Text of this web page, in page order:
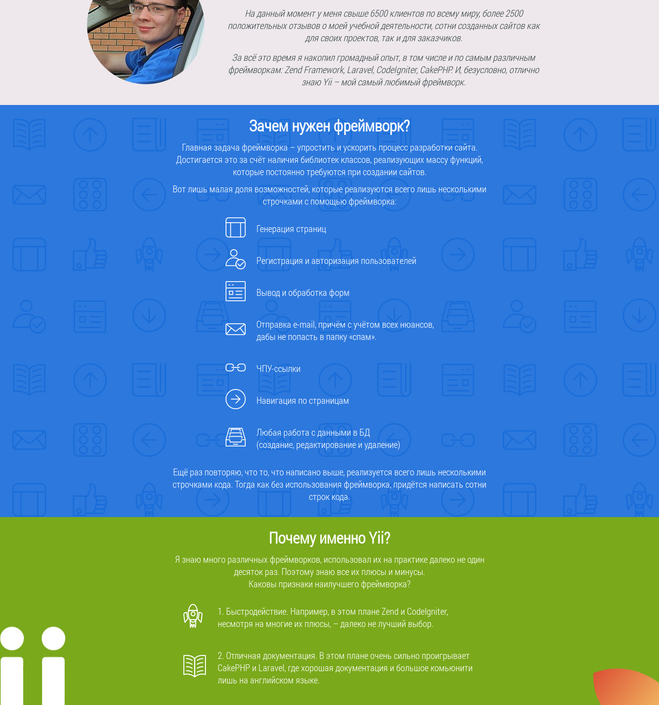
На данный момент у меня свыше 6500 клиентов по всему миру, более 2500
положительных отзывов о моей учебной деятельности, сотни созданных сайтов как
для своих проектов, так и для заказчиков.
За всё это время я накопил громадный опыт, в том числе и по самым различным
фреймворкам: Zend Framework, Laravel, CodeIgniter, CakePHP. И, безусловно, отлично
знаю Yii – мой самый любимый фреймворк.
Зачем нужен фреймворк?
Главная задача фреймворка – упростить и ускорить процесс разработки сайта.
Достигается это за счёт наличия библиотек классов, реализующих массу функций,
которые постоянно требуются при создании сайтов.
Вот лишь малая доля возможностей, которые реализуются всего лишь несколькими
строчками с помощью фреймворка:
Генерация страниц
Регистрация и авторизация пользователей
Вывод и обработка форм
Отправка e-mail, причём с учётом всех нюансов,
дабы не попасть в папку «спам».
ЧПУ-ссылки
Навигация по страницам
Любая работа с данными в БД
(создание, редактирование и удаление)
Ещё раз повторяю, что то, что написано выше, реализуется всего лишь несколькими
строчками кода. Тогда как без использования фреймворка, придётся написать сотни
строк кода.
Почему именно Yii?
Я знаю много различных фреймворков, использовал их на практике далеко не один
десяток раз. Поэтому знаю все их плюсы и минусы.
Каковы признаки наилучшего фреймворка?
1. Быстродействие. Например, в этом плане Zend и CodeIgniter,
несмотря на многие их плюсы, – далеко не лучший выбор.
2. Отличная документация. В этом плане очень сильно проигрывает
CakePHP и Laravel, где хорошая документация и большое комьюнити
лишь на английском языке.